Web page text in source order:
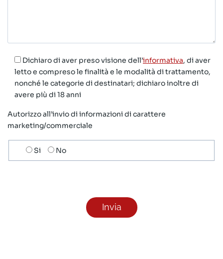
Dichiaro di aver preso visione dell’informativa, di aver
letto e compreso le finalità e le modalità di trattamento,
nonché le categorie di destinatari; dichiaro inoltre di
avere più di 18 anni
Autorizzo all’invio di informazioni di carattere
marketing/commerciale
Scelta
invio
Si No